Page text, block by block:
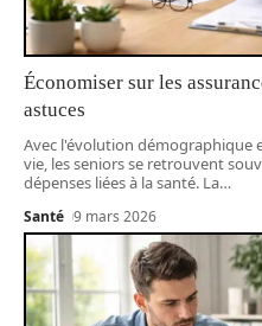
Économiser sur les
astuces
Avec l'évolution démographique
vie, les seniors se retrouvent
dépenses liées à la santé. La…
Santé 9 mars 2026